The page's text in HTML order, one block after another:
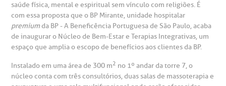
in antecipado
de exames
A BP conta com você para melhorar sempre a qualidade do
atendimento e dos serviços prestados.
A Ouvidoria e SAC são canais para você, cliente da BP, tirar
suas dúvidas, registrar suas reclamações ou fazer elogios
relacionados ao nosso atendimento e aos nossos serviços.
Horário de atendimento: 2ª a 6ª feira das 7h às 18h
Saiba mais
do médico
de conduta
Financeiras
de atendimento
de Infarto SUS
de Excelência em Neurologia e
saúde física, mental e espiritual sem vínculo com religiões. É
com essa proposta que o BP Mirante, unidade hospitalar
premiumda BP - A Beneficência Portuguesa de São Paulo, acaba
de inaugurar o Núcleo de Bem-Estar e Terapias Integrativas, um
espaço que amplia o escopo de benefícios aos clientes da BP.
Instalado em uma área de 300 m2 no 1º andar da torre 7, o
núcleo conta com três consultórios, duas salas de massoterapia e